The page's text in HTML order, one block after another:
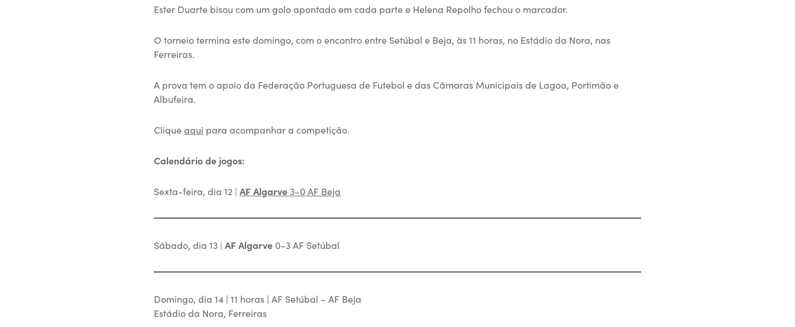
Ester Duarte bisou com um golo apontado em cada parte e Helena Repolho fechou o marcador.
O torneio termina este domingo, com o encontro entre Setúbal e Beja, às 11 horas, no Estádio da Nora, nas
Ferreiras.
A prova tem o apoio da Federação Portuguesa de Futebol e das Câmaras Municipais de Lagoa, Portimão e
Albufeira.
Cliqueaqui para acompanhar a competição.
Calendário de jogos:
Sexta-feira, dia 12 |AF Algarve 3–0 AF Beja
Sábado, dia 13 |AF Algarve 0–3 AF Setúbal
Domingo, dia 14 | 11 horas | AF Setúbal – AF Beja
Estádio da Nora, Ferreiras